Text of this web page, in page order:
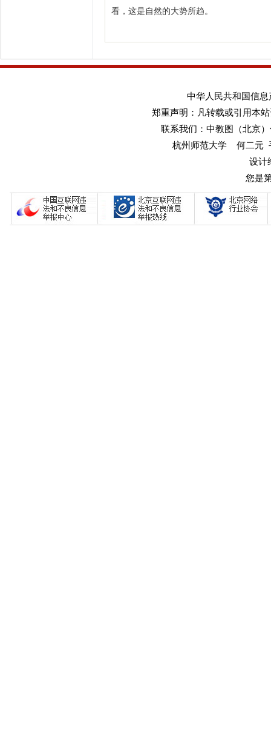
看，这是自然的大势所趋。
中华人民共和国信息
郑重声明：凡转载或引用本
联系我们：中教图（北京
杭州师范大学 何二元
设计
您是